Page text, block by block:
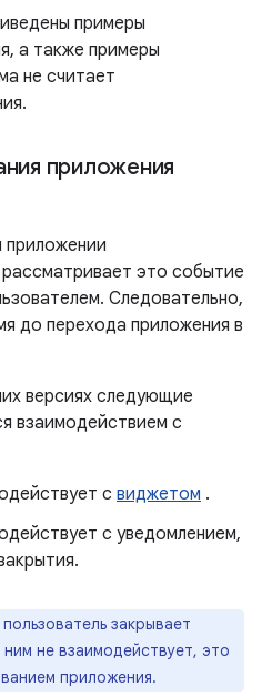
примеры
а также примеры
не считает
приложения
приложении
это событие
Следовательно,
до перехода приложения в
версиях следующие
взаимодействием с
с виджетом .
с уведомлением,
закрывает
не взаимодействует, это
приложения.